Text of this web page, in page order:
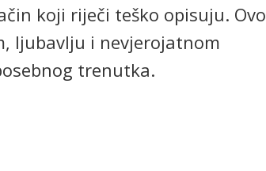
koji riječi teško opisuju. Ovo
ljubavlju i nevjerojatnom
trenutka.